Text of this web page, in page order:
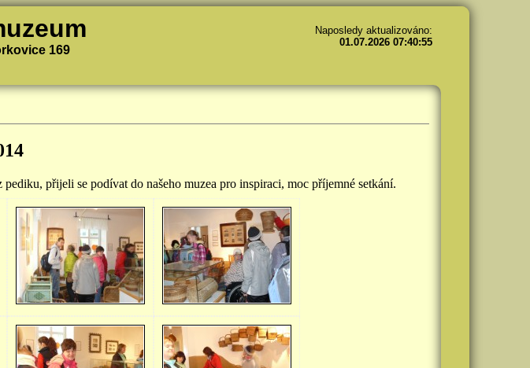
Naposledy aktualizováno:
01.07.2026 07:40:55
169
přijeli se podívat do našeho muzea pro inspiraci, moc příjemné setkání.